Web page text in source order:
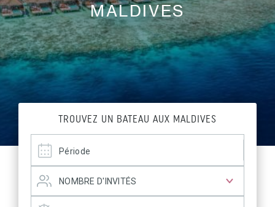
MALDIVES
TROUVEZ UN BATEAU AUX MALDIVES